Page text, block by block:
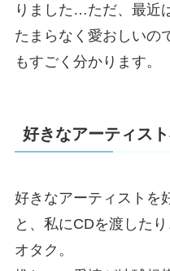
りました…ただ、最近
たまらなく愛おしいの
もすごく分かります。
好きなアーティス
好きなアーティストを
と、私にCDを渡した
オタク。